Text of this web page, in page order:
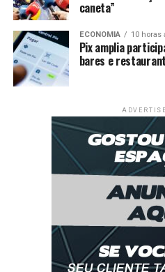
FLORESTA
LEI MOTORISTAS
RECOLHIDOS
UP NEXT
Câmera flagra acidente que
Peixoto de Azevedo
Colíder: menor é apreendido
entorpecentes
caneta”
ECONOMIA 10 horas
Pix amplia
bares e